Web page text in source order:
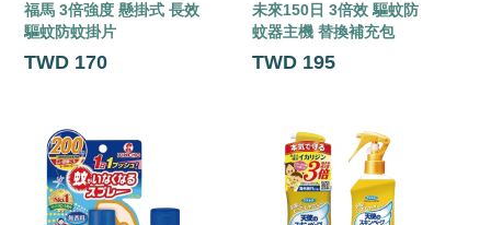
福馬 3倍強度 懸掛式 長效
驅蚊防蚊掛片
TWD 170
未來150日 3倍效 驅蚊防
蚊器主機 替換補充包
TWD 195